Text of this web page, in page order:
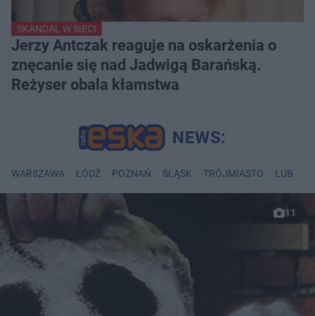
SKANDAL W SIECI
Jerzy Antczak reaguje na oskarżenia o
znęcanie się nad Jadwigą Barańską.
Reżyser obala kłamstwa
WARSZAWA ŁÓDŹ POZNAŃ ŚLĄSK TRÓJMIASTO LUBLIN
11